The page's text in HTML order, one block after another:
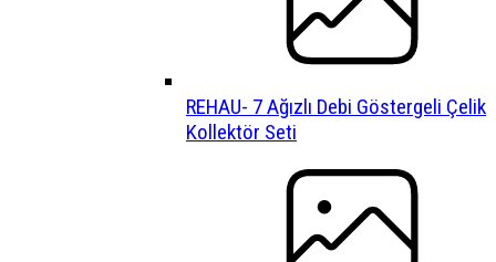
REHAU- 7 Ağızlı Debi Göstergeli Çelik
Kollektör Seti